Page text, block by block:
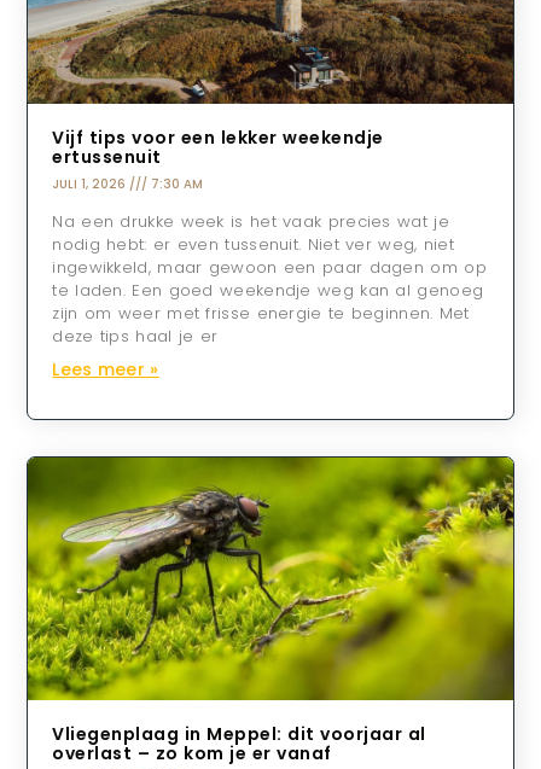
Vijf tips voor een lekker weekendje
ertussenuit
JULI 1, 2026 7:30 AM
Na een drukke week is het vaak precies wat je
nodig hebt: er even tussenuit. Niet ver weg, niet
ingewikkeld, maar gewoon een paar dagen om op
te laden. Een goed weekendje weg kan al genoeg
zijn om weer met frisse energie te beginnen. Met
deze tips haal je er
Lees meer »
Vliegenplaag in Meppel: dit voorjaar al
overlast – zo kom je er vanaf